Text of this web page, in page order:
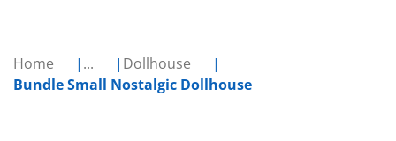
Home ...
Dollhouse
Bundle Small Nostalgic Dollhouse